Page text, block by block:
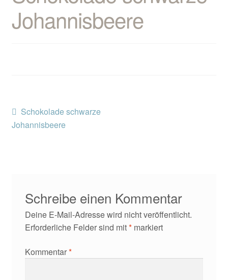
Johannisbeere
Beitragsnavigation
Vorheriger
Beitrag:
Schokolade schwarze
Johannisbeere
Schreibe einen Kommentar
Deine E-Mail-Adresse wird nicht veröffentlicht.
Erforderliche Felder sind mit*markiert
Kommentar*